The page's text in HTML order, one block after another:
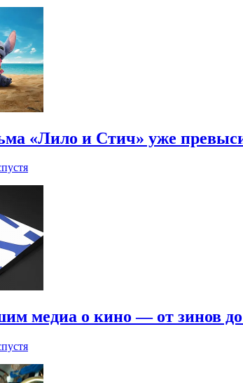
«Лило и Стич» уже
медиа о кино — от зинов